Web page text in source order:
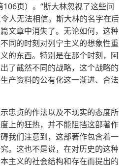
页）。“斯大林忽视了这些问
人无法相信。斯大林的名字在后
文章中消失了。无论如何，这种
同的时刻对列宁主义的想象性重
的东西。特别是在那个时刻，阿
了截然不同的战略，这个战略的
产资料的公有化这一渐进、合法
忠贞的作法以及不现实的态度所
上的狂热，并不能阻挡这部著作
我们注意到，这部著作包含着一
。这也不是说，在对历史的这种
主义的社会结构和存在而提出的